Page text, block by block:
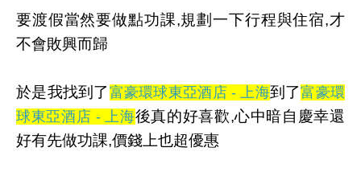
要渡假當然要做點功課,規劃一下行程與住宿,才
不會敗興而歸
於是我找到了 富豪環球東亞酒店 - 上海到了富豪環
球東亞酒店 - 上海後真的好喜歡,心中暗自慶幸還
好有先做功課,價錢上也超優惠